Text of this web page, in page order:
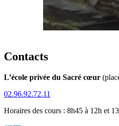
Contacts
L’école privée du Sacré cœur
02.96.92.72.11
Horaires des cours : 8h45 à 12h et